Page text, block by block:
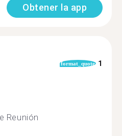
Obtener la app
format_quote 1
Reunión